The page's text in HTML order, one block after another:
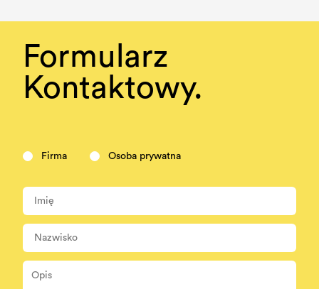
Formularz
Kontaktowy.
Firma Osoba prywatna